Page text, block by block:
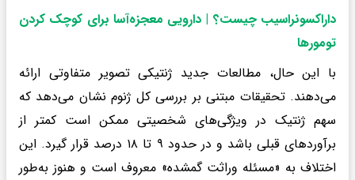
داراکسونراسیب چیست؟ | دارویی معجزه‌آسا برای کوچک کردن
تومورها
با این حال، مطالعات جدید ژنتیکی تصویر متفاوتی ارائه
می‌دهند. تحقیقات مبتنی بر بررسی کل ژنوم نشان می‌دهد که
سهم ژنتیک در ویژگی‌های شخصیتی ممکن است کمتر از
برآوردهای قبلی باشد و در حدود ۹ تا ۱۸ درصد قرار گیرد. این
اختلاف به «مسئله وراثت گمشده» معروف است و هنوز به‌طور